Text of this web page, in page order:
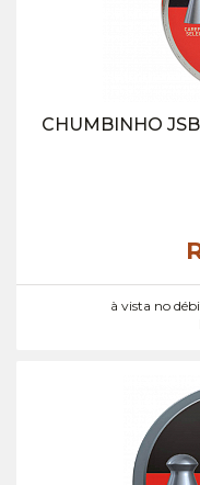
CHUMBINHO
à vista no